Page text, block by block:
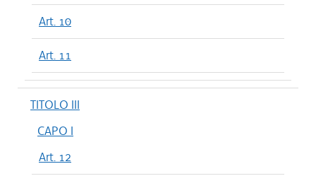
Art. 10
Art. 11
TITOLO III
CAPO I
Art. 12